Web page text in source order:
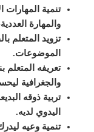
تنمية المهارات
والمهارة
تزويد المتعلم
الموضوعات.
تعريفه المتعلم
والجغرافية لي
تربية ذوقه
اليدوي لديه.
تنمية وعيه ل